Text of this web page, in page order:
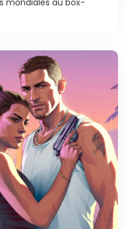
mondiales au box-